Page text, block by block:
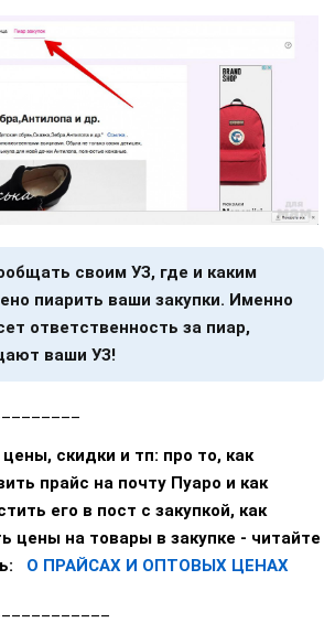
своим УЗ, где и каким
пиарить ваши закупки. Именно
ответственность за пиар,
ваши УЗ!
скидки и тп: про то, как
прайс на почту Пуаро и как
его в пост с закупкой, как
цены на товары в закупке - читайте
О ПРАЙСАХ И ОПТОВЫХ ЦЕНАХ